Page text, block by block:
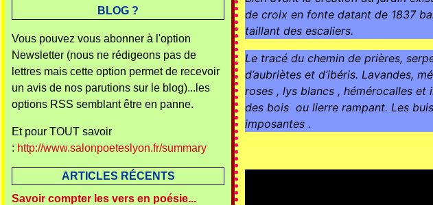
BLOG ?
Vous pouvez vous abonner à l'option
Newsletter (nous ne rédigeons pas de
lettres mais cette option permet de recevoir
un avis de nos parutions sur le blog)...les
options RSS semblant être en panne.
Et pour TOUT savoir
: http://www.salonpoeteslyon.fr/summary
ARTICLES RÉCENTS
Savoir compter les vers en poésie...
de croix en fonte datant de 1837
taillant des escaliers.
Le tracé du chemin de prières,
d’aubriètes et d’ibéris. Lavandes,
roses , lys blancs , hémérocalles et
des bois  ou lierre rampant. Les
imposantes .